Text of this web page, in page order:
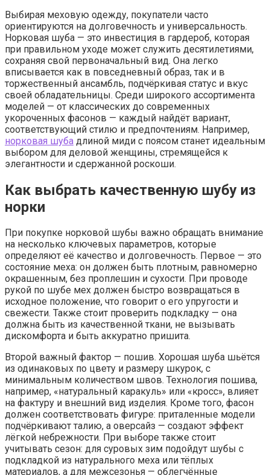
Выбирая меховую одежду, покупатели часто
ориентируются на долговечность и универсальность.
Норковая шуба — это инвестиция в гардероб, которая
при правильном уходе может служить десятилетиями,
сохраняя свой первоначальный вид. Она легко
вписывается как в повседневный образ, так и в
торжественный ансамбль, подчёркивая статус и вкус
своей обладательницы. Среди широкого ассортимента
моделей — от классических до современных
укороченных фасонов — каждый найдёт вариант,
соответствующий стилю и предпочтениям. Например,
норковая шуба длиной миди с поясом станет идеальным
выбором для деловой женщины, стремящейся к
элегантности и сдержанной роскоши.
Как выбрать качественную шубу из
норки
При покупке норковой шубы важно обращать внимание
на несколько ключевых параметров, которые
определяют её качество и долговечность. Первое — это
состояние меха: он должен быть плотным, равномерно
окрашенным, без проплешин и сухости. При проводе
рукой по шубе мех должен быстро возвращаться в
исходное положение, что говорит о его упругости и
свежести. Также стоит проверить подкладку — она
должна быть из качественной ткани, не вызывать
дискомфорта и быть аккуратно пришита.
Второй важный фактор — пошив. Хорошая шуба шьётся
из одинаковых по цвету и размеру шкурок, с
минимальным количеством швов. Технология пошива,
например, «натуральный каракуль» или «кросс», влияет
на фактуру и внешний вид изделия. Кроме того, фасон
должен соответствовать фигуре: приталенные модели
подчёркивают талию, а оверсайз — создают эффект
лёгкой небрежности. При выборе также стоит
учитывать сезон: для суровых зим подойдут шубы с
подкладкой из натурального меха или тёплых
материалов, а для межсезонья — облегчённые